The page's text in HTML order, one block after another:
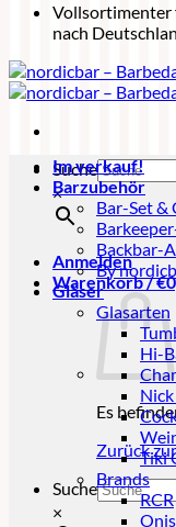
Vollsortimenter
nach
Suche
×
Anmelden
Warenkorb /€
Es
Zurück
Suche
×
Im verkauf!
Barzubehör
Bar-Set &
Backbar-
By
Gläser
Glasarten
Hi-
Tiki
Brands
RCR